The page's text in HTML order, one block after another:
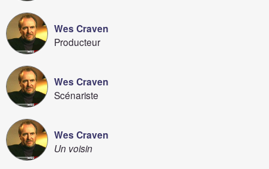
Wes Craven
Producteur
Wes Craven
Scénariste
Wes Craven
Un voisin